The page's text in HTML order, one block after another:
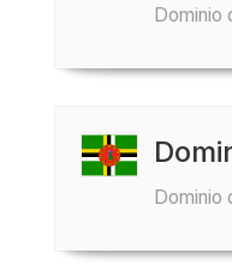
Dominio
Dominio